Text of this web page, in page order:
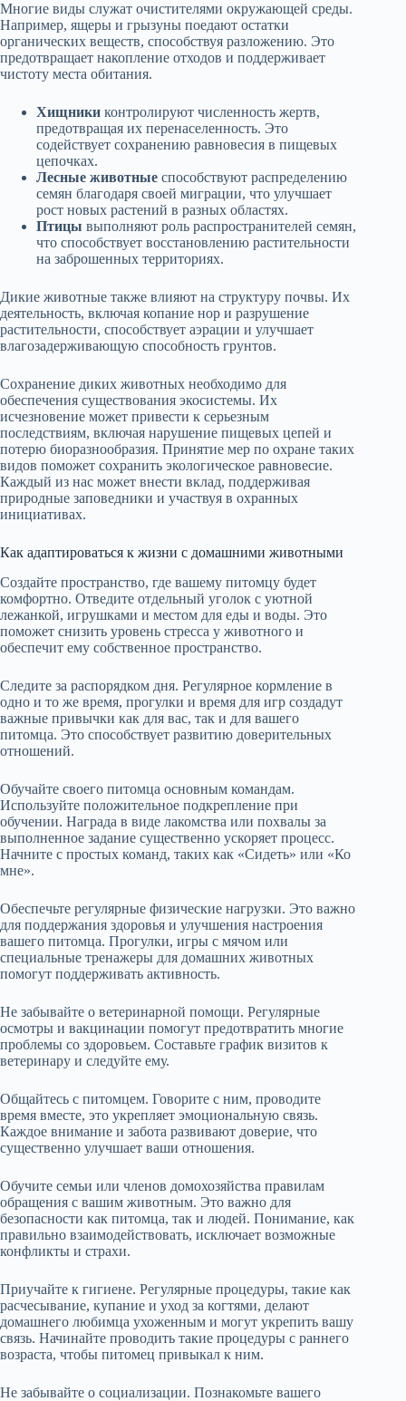
Многие виды служат очистителями окружающей среды.
Например, ящеры и грызуны поедают остатки
органических веществ, способствуя разложению. Это
предотвращает накопление отходов и поддерживает
чистоту места обитания.
Хищники контролируют численность жертв,
предотвращая их перенаселенность. Это
содействует сохранению равновесия в пищевых
цепочках.
Лесные животные способствуют распределению
семян благодаря своей миграции, что улучшает
рост новых растений в разных областях.
Птицы выполняют роль распространителей семян,
что способствует восстановлению растительности
на заброшенных территориях.
Дикие животные также влияют на структуру почвы. Их
деятельность, включая копание нор и разрушение
растительности, способствует аэрации и улучшает
влагозадерживающую способность грунтов.
Сохранение диких животных необходимо для
обеспечения существования экосистемы. Их
исчезновение может привести к серьезным
последствиям, включая нарушение пищевых цепей и
потерю биоразнообразия. Принятие мер по охране таких
видов поможет сохранить экологическое равновесие.
Каждый из нас может внести вклад, поддерживая
природные заповедники и участвуя в охранных
инициативах.
Как адаптироваться к жизни с домашними животными
Создайте пространство, где вашему питомцу будет
комфортно. Отведите отдельный уголок с уютной
лежанкой, игрушками и местом для еды и воды. Это
поможет снизить уровень стресса у животного и
обеспечит ему собственное пространство.
Следите за распорядком дня. Регулярное кормление в
одно и то же время, прогулки и время для игр создадут
важные привычки как для вас, так и для вашего
питомца. Это способствует развитию доверительных
отношений.
Обучайте своего питомца основным командам.
Используйте положительное подкрепление при
обучении. Награда в виде лакомства или похвалы за
выполненное задание существенно ускоряет процесс.
Начните с простых команд, таких как «Сидеть» или «Ко
мне».
Обеспечьте регулярные физические нагрузки. Это важно
для поддержания здоровья и улучшения настроения
вашего питомца. Прогулки, игры с мячом или
специальные тренажеры для домашних животных
помогут поддерживать активность.
Не забывайте о ветеринарной помощи. Регулярные
осмотры и вакцинации помогут предотвратить многие
проблемы со здоровьем. Составьте график визитов к
ветеринару и следуйте ему.
Общайтесь с питомцем. Говорите с ним, проводите
время вместе, это укрепляет эмоциональную связь.
Каждое внимание и забота развивают доверие, что
существенно улучшает ваши отношения.
Обучите семьи или членов домохозяйства правилам
обращения с вашим животным. Это важно для
безопасности как питомца, так и людей. Понимание, как
правильно взаимодействовать, исключает возможные
конфликты и страхи.
Приучайте к гигиене. Регулярные процедуры, такие как
расчесывание, купание и уход за когтями, делают
домашнего любимца ухоженным и могут укрепить вашу
связь. Начинайте проводить такие процедуры с раннего
возраста, чтобы питомец привыкал к ним.
Не забывайте о социализации. Познакомьте вашего